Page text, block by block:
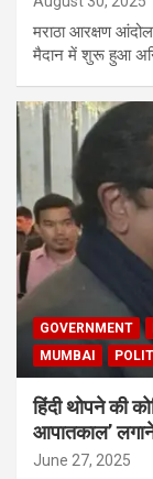
मराठा आरक्षण
मैदान में शुरू हुआ
GOVERNMENT
MUMBAI
हिंदी थोपने की
आपातकाल’
June 27, 2025